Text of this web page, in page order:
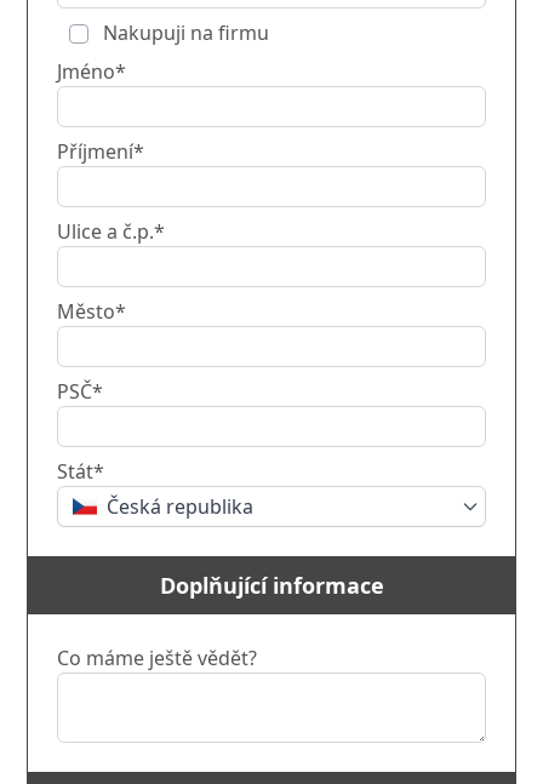
Nakupuji na firmu
Jméno*
Příjmení*
Ulice a č.p.*
Město*
PSČ*
Stát*
Česká republika
Doplňující informace
Co máme ještě vědět?